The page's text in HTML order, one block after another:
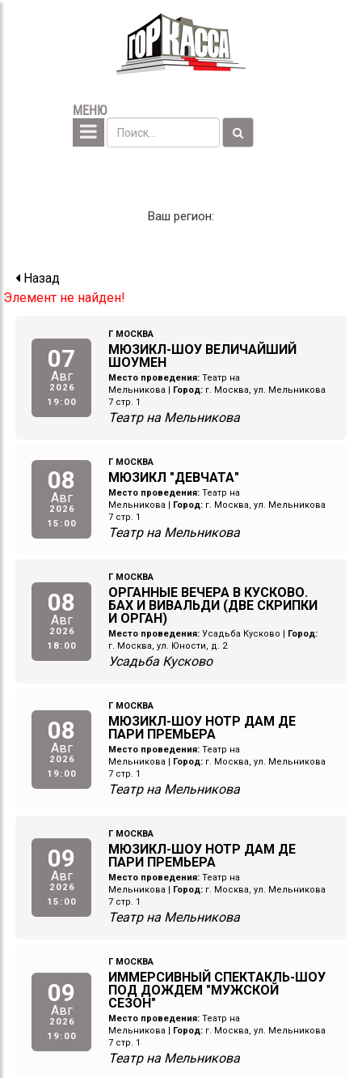
МЕНЮ
Ваш регион:
Назад
Элемент не найден!
07
Авг
2026
19:00
Г МОСКВА
МЮЗИКЛ-ШОУ ВЕЛИЧАЙШИЙ
ШОУМЕН
Место проведения: Театр на
Мельникова
Город: г. Москва, ул. Мельникова
7 стр. 1
Театр на Мельникова
08
Авг
2026
15:00
Г МОСКВА
МЮЗИКЛ "ДЕВЧАТА"
Место проведения: Театр на
Мельникова
Город: г. Москва, ул. Мельникова
7 стр. 1
Театр на Мельникова
08
Авг
2026
18:00
Г МОСКВА
ОРГАННЫЕ ВЕЧЕРА В КУСКОВО.
БАХ И ВИВАЛЬДИ (ДВЕ СКРИПКИ
И ОРГАН)
Место проведения: Усадьба Кусково
Город:
г. Москва, ул. Юности, д. 2
Усадьба Кусково
08
Авг
2026
19:00
Г МОСКВА
МЮЗИКЛ-ШОУ НОТР ДАМ ДЕ
ПАРИ ПРЕМЬЕРА
Место проведения: Театр на
Мельникова
Город: г. Москва, ул. Мельникова
7 стр. 1
Театр на Мельникова
09
Авг
2026
15:00
Г МОСКВА
МЮЗИКЛ-ШОУ НОТР ДАМ ДЕ
ПАРИ ПРЕМЬЕРА
Место проведения: Театр на
Мельникова
Город: г. Москва, ул. Мельникова
7 стр. 1
Театр на Мельникова
09
Авг
2026
19:00
Г МОСКВА
ИММЕРСИВНЫЙ СПЕКТАКЛЬ-ШОУ
ПОД ДОЖДЕМ "МУЖСКОЙ
СЕЗОН"
Место проведения: Театр на
Мельникова
Город: г. Москва, ул. Мельникова
7 стр. 1
Театр на Мельникова